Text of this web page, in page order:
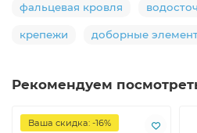
фальцевая кровля
крепежи доборные
Рекомендуем
Ваша скидка: -16%